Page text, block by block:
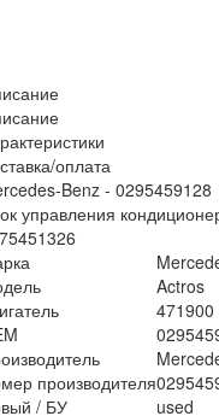
оплата
Benz - 0295459128
управления
Actros
471900
производителя
/ БУ
used